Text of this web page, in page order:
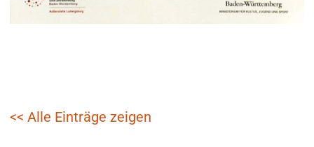
<< Alle Einträge zeigen